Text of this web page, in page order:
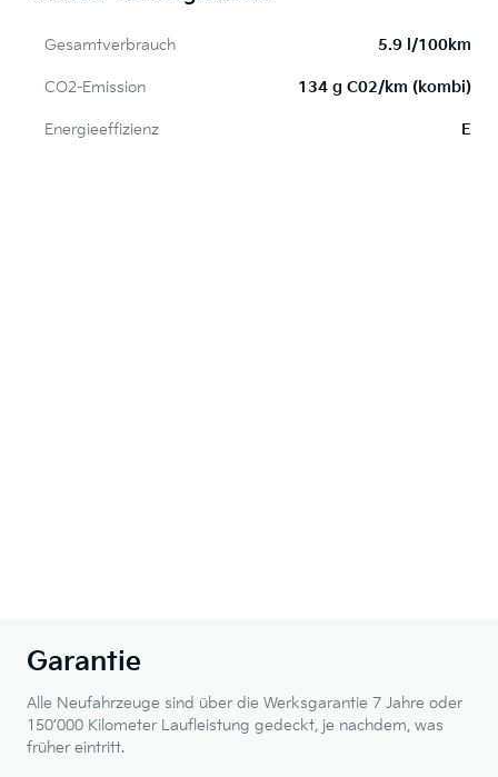
Gesamtverbrauch 5.9 l/100km
CO2-Emission 134 g C02/km (kombi)
Energieeffizienz E
Garantie
Alle Neufahrzeuge sind über die Werksgarantie 7 Jahre oder
150’000 Kilometer Laufleistung gedeckt, je nachdem, was
früher eintritt.